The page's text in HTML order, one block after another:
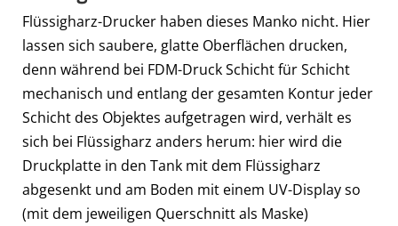
Flüssigharz-Drucker haben dieses Manko nicht. Hier
lassen sich saubere, glatte Oberflächen drucken,
denn während bei FDM-Druck Schicht für Schicht
mechanisch und entlang der gesamten Kontur jeder
Schicht des Objektes aufgetragen wird, verhält es
sich bei Flüssigharz anders herum: hier wird die
Druckplatte in den Tank mit dem Flüssigharz
abgesenkt und am Boden mit einem UV-Display so
(mit dem jeweiligen Querschnitt als Maske)